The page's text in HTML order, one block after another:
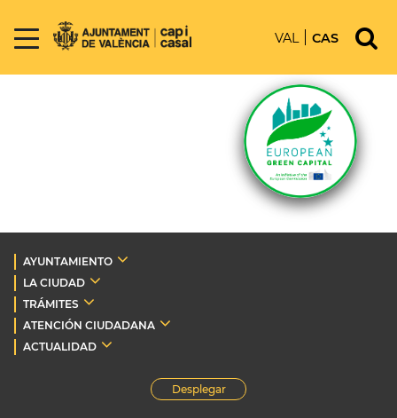
VAL CAS
AYUNTAMIENTO
LA CIUDAD
TRÁMITES
ATENCIÓN CIUDADANA
ACTUALIDAD
Desplegar